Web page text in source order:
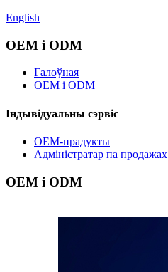
English
OEM і ODM
Галоўная
OEM і ODM
Індывідуальны сэрвіс
OEM-прадукты
Адміністратар па продажах
OEM і ODM